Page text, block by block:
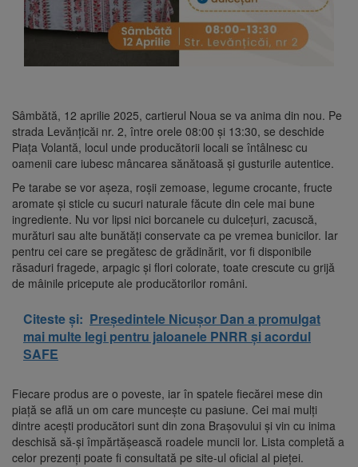
Sâmbătă, 12 aprilie 2025, cartierul Noua se va anima din nou. Pe
strada Levănțicăi nr. 2, între orele 08:00 și 13:30, se deschide
Piața Volantă, locul unde producătorii locali se întâlnesc cu
oamenii care iubesc mâncarea sănătoasă și gusturile autentice.
Pe tarabe se vor așeza, roșii zemoase, legume crocante, fructe
aromate și sticle cu sucuri naturale făcute din cele mai bune
ingrediente. Nu vor lipsi nici borcanele cu dulcețuri, zacuscă,
murături sau alte bunătăți conservate ca pe vremea bunicilor. Iar
pentru cei care se pregătesc de grădinărit, vor fi disponibile
răsaduri fragede, arpagic și flori colorate, toate crescute cu grijă
de mâinile pricepute ale producătorilor români.
Citeste și: Președintele Nicușor Dan a promulgat
mai multe legi pentru jaloanele PNRR și acordul
SAFE
Fiecare produs are o poveste, iar în spatele fiecărei mese din
piață se află un om care muncește cu pasiune. Cei mai mulți
dintre acești producători sunt din zona Brașovului și vin cu inima
deschisă să-și împărtășească roadele muncii lor. Lista completă a
celor prezenți poate fi consultată pe site-ul oficial al pieței.